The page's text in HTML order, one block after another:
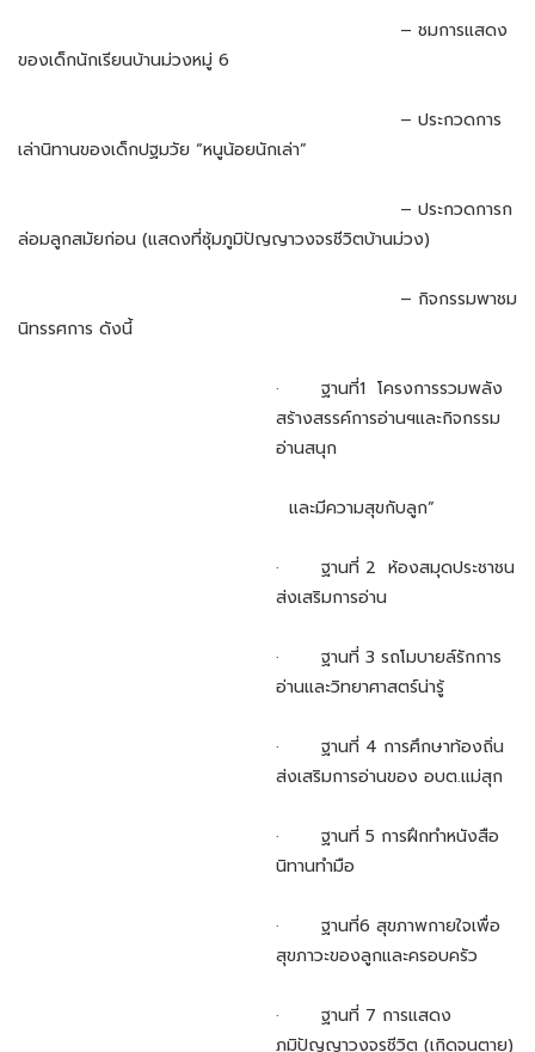
– ชมการแสดง
ของเด็กนักเรียนบ้านม่วงหมู่ 6
– ประกวดการ
เล่านิทานของเด็กปฐมวัย “หนูน้อยนักเล่า”
– ประกวดการก
ล่อมลูกสมัยก่อน (แสดงที่ซุ้มภูมิปัญญาวงจรชีวิตบ้านม่วง)
– กิจกรรมพาชม
นิทรรศการ ดังนี้
· ฐานที่1 โครงการรวมพลัง
สร้างสรรค์การอ่านฯและกิจกรรม
อ่านสนุก
และมีความสุขกับลูก”
· ฐานที่ 2 ห้องสมุดประชาชน
ส่งเสริมการอ่าน
· ฐานที่ 3 รถโมบายล์รักการ
อ่านและวิทยาศาสตร์น่ารู้
· ฐานที่ 4 การศึกษาท้องถิ่น
ส่งเสริมการอ่านของ อบต.แม่สุก
· ฐานที่ 5 การฝึกทำหนังสือ
นิทานทำมือ
· ฐานที่6 สุขภาพกายใจเพื่อ
สุขภาวะของลูกและครอบครัว
· ฐานที่ 7 การแสดง
ภูมิปัญญาวงจรชีวิต (เกิดจนตาย)